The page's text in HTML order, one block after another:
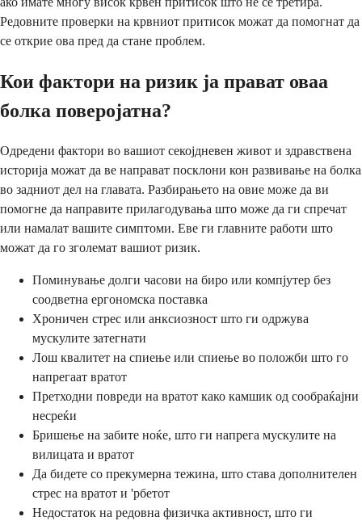
Редовните проверки на крвниот притисок можат да помогнат да
се открие ова пред да стане проблем.
Кои фактори на ризик ја прават оваа
болка поверојатна?
Одредени фактори во вашиот секојдневен живот и здравствена
историја можат да ве направат посклони кон развивање на болка
во задниот дел на главата. Разбирањето на овие може да ви
помогне да направите прилагодувања што може да ги спречат
или намалат вашите симптоми. Еве ги главните работи што
можат да го зголемат вашиот ризик.
Поминување долги часови на биро или компјутер без
соодветна ергономска поставка
Хроничен стрес или анксиозност што ги одржува
мускулите затегнати
Лош квалитет на спиење или спиење во положби што го
напрегаат вратот
Претходни повреди на вратот како камшик од сообраќајни
несреќи
Бришење на забите ноќе, што ги напрега мускулите на
вилицата и вратот
Да бидете со прекумерна тежина, што става дополнителен
стрес на вратот и 'рбетот
Недостаток на редовна физичка активност, што ги